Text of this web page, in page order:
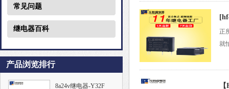
常见问题
继电器百科
产品浏览排行
8a24v继电器-Y32F
正
就